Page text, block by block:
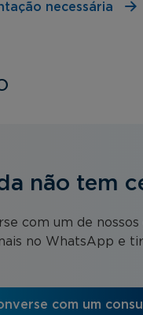
necessária
não tem
com um de
no WhatsApp e
com um